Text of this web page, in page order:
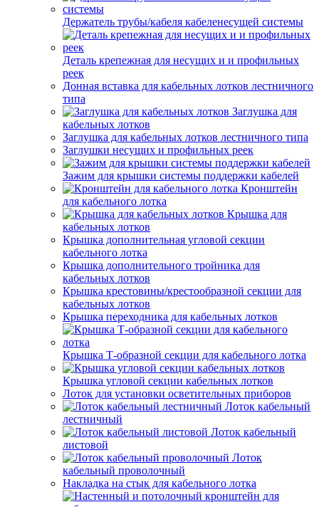
Держатель трубы/кабеля кабеленесущей системы
Деталь крепежная для несущих и и профильных
реек
Донная вставка для кабельных лотков лестничного
типа
Заглушка для
кабельных лотков
Заглушка для кабельных лотков лестничного типа
Заглушки несущих и профильных реек
Зажим для крышки системы поддержки кабелей
Кронштейн
для кабельного лотка
Крышка для
кабельных лотков
Крышка дополнительная угловой секции
кабельного лотка
Крышка дополнительного тройника для
кабельных лотков
Крышка крестовины/крестообразной секции для
кабельных лотков
Крышка переходника для кабельных лотков
Крышка Т-образной секции для кабельного лотка
Крышка угловой секции кабельных лотков
Лоток для установки осветительных приборов
Лоток кабельный
лестничный
Лоток кабельный
листовой
Лоток
кабельный проволочный
Накладка на стык для кабельного лотка